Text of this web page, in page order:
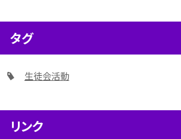
タグ
生徒会活動
リンク